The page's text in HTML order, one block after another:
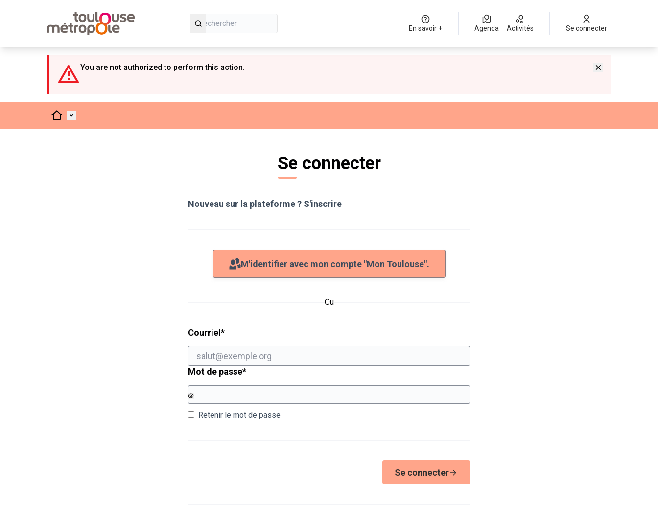
En savoir + Agenda Activités Se connecter
You are not authorized to perform this action.
AccueilMenu principal
Se connecter
Nouveau sur la plateforme ? S'inscrire
M'identifier avec mon compte "Mon Toulouse".
Ou
Courriel *Champ obligatoire
Mot de passe*Champ obligatoire
Retenir le mot de passe
Se connecter